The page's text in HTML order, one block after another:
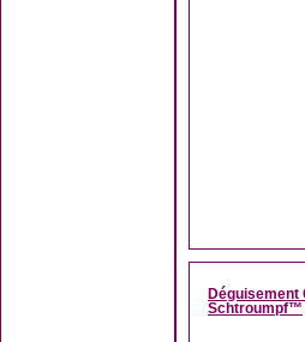
Déguisement
Schtroumpf™